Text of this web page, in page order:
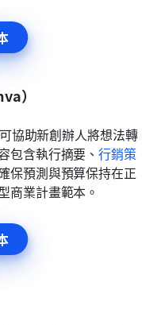
）
協助新創辦人將想法轉
包含執行摘要、行銷策
保預測與預算保持在正
商業計畫範本。